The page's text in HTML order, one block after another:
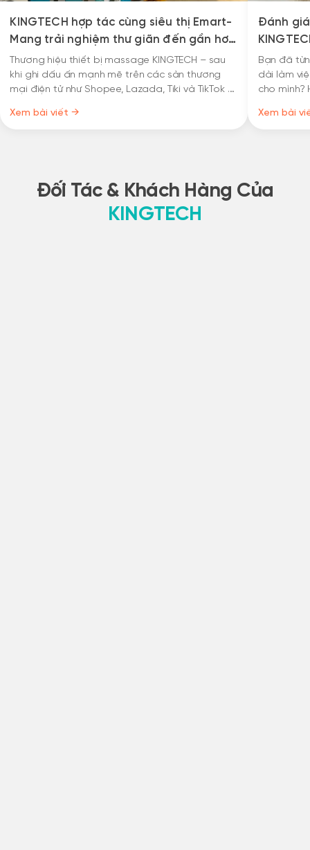
KINGTECH hợp tác cùng siêu thị Emart-
Mang trải nghiệm thư giãn đến gần hơn
người tiêu dùng Việt
Thương hiệu thiết bị massage KINGTECH – sau
khi ghi dấu ấn mạnh mẽ trên các sàn thương
mại điện tử như Shopee, Lazada, Tiki và TikTok –
chiến lược mở rộng kênh phân phối tại hệ thống
Xem bài viết →
Đánh
"như có
Bạn đã
dài làm
cho
kém. Mình
Xem bài
Đối Tác & Khách Hàng Của
KINGTECH